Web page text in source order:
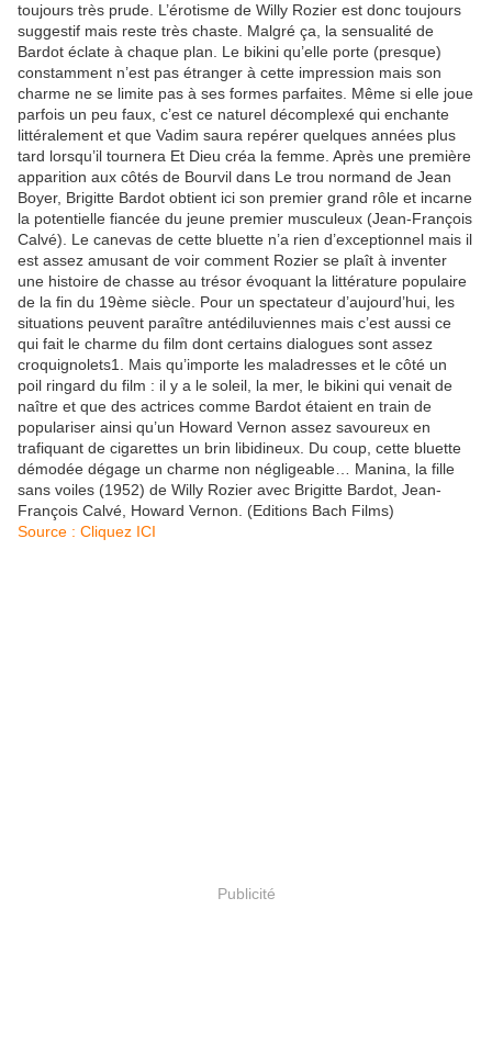
toujours très prude. L’érotisme de Willy Rozier est donc toujours
suggestif mais reste très chaste. Malgré ça, la sensualité de
Bardot éclate à chaque plan. Le bikini qu’elle porte (presque)
constamment n’est pas étranger à cette impression mais son
charme ne se limite pas à ses formes parfaites. Même si elle joue
parfois un peu faux, c’est ce naturel décomplexé qui enchante
littéralement et que Vadim saura repérer quelques années plus
tard lorsqu’il tournera Et Dieu créa la femme. Après une première
apparition aux côtés de Bourvil dans Le trou normand de Jean
Boyer, Brigitte Bardot obtient ici son premier grand rôle et incarne
la potentielle fiancée du jeune premier musculeux (Jean-François
Calvé). Le canevas de cette bluette n’a rien d’exceptionnel mais il
est assez amusant de voir comment Rozier se plaît à inventer
une histoire de chasse au trésor évoquant la littérature populaire
de la fin du 19ème siècle. Pour un spectateur d’aujourd’hui, les
situations peuvent paraître antédiluviennes mais c’est aussi ce
qui fait le charme du film dont certains dialogues sont assez
croquignolets1. Mais qu’importe les maladresses et le côté un
poil ringard du film : il y a le soleil, la mer, le bikini qui venait de
naître et que des actrices comme Bardot étaient en train de
populariser ainsi qu’un Howard Vernon assez savoureux en
trafiquant de cigarettes un brin libidineux. Du coup, cette bluette
démodée dégage un charme non négligeable… Manina, la fille
sans voiles (1952) de Willy Rozier avec Brigitte Bardot, Jean-
François Calvé, Howard Vernon. (Editions Bach Films)
Source : Cliquez ICI
Publicité